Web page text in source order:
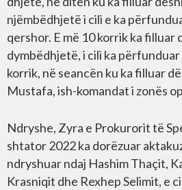
njëmbëdhjetë i cili e ka
qershor. E më 10 korrik ka filluar
dymbëdhjetë, i cili ka
korrik, në seancën ku ka filluar
Mustafa, ish-komandat i zonës
Ndryshe, Zyra e Prokurorit të
shtator 2022 ka dorëzuar
ndryshuar ndaj Hashim Thaçit,
Krasniqit dhe Rexhep Selimit, e